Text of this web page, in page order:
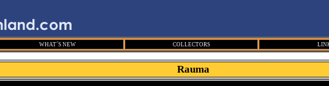
WHAT´S NEW COLLECTORS
Rauma